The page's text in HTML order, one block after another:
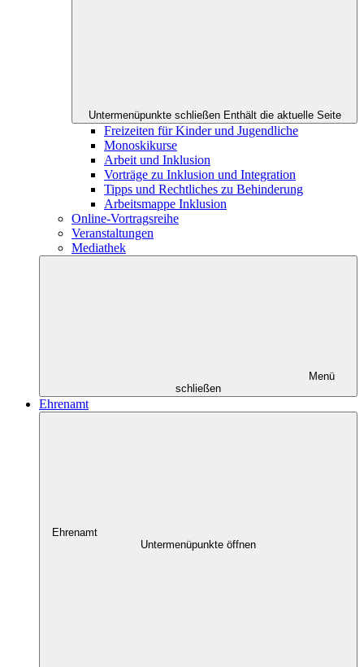
Untermenüpunkte schließen Enthält die aktuelle Seite
Freizeiten für Kinder und Jugendliche
Monoskikurse
Arbeit und Inklusion
Vorträge zu Inklusion und Integration
Tipps und Rechtliches zu Behinderung
Arbeitsmappe Inklusion
Online-Vortragsreihe
Veranstaltungen
Mediathek
Menü
schließen
Ehrenamt
Ehrenamt
Untermenüpunkte öffnen